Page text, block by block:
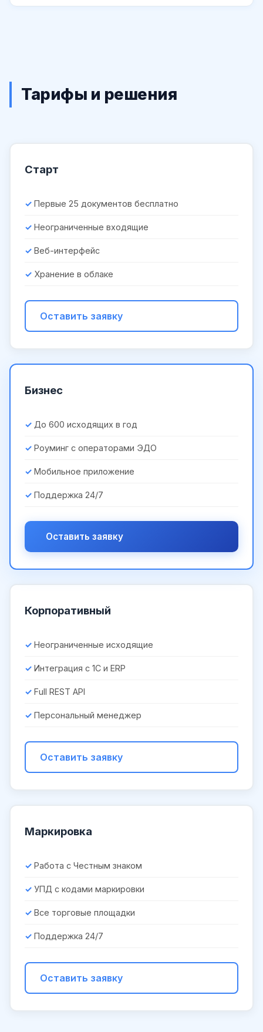
Тарифы и решения
Старт
Первые 25 документов бесплатно
Неограниченные входящие
Веб-интерфейс
Хранение в облаке
Оставить заявку
Бизнес
До 600 исходящих в год
Роуминг с операторами ЭДО
Мобильное приложение
Поддержка 24/7
Оставить заявку
Корпоративный
Неограниченные исходящие
Интеграция с 1С и ERP
Full REST API
Персональный менеджер
Оставить заявку
Маркировка
Работа с Честным знаком
УПД с кодами маркировки
Все торговые площадки
Поддержка 24/7
Оставить заявку